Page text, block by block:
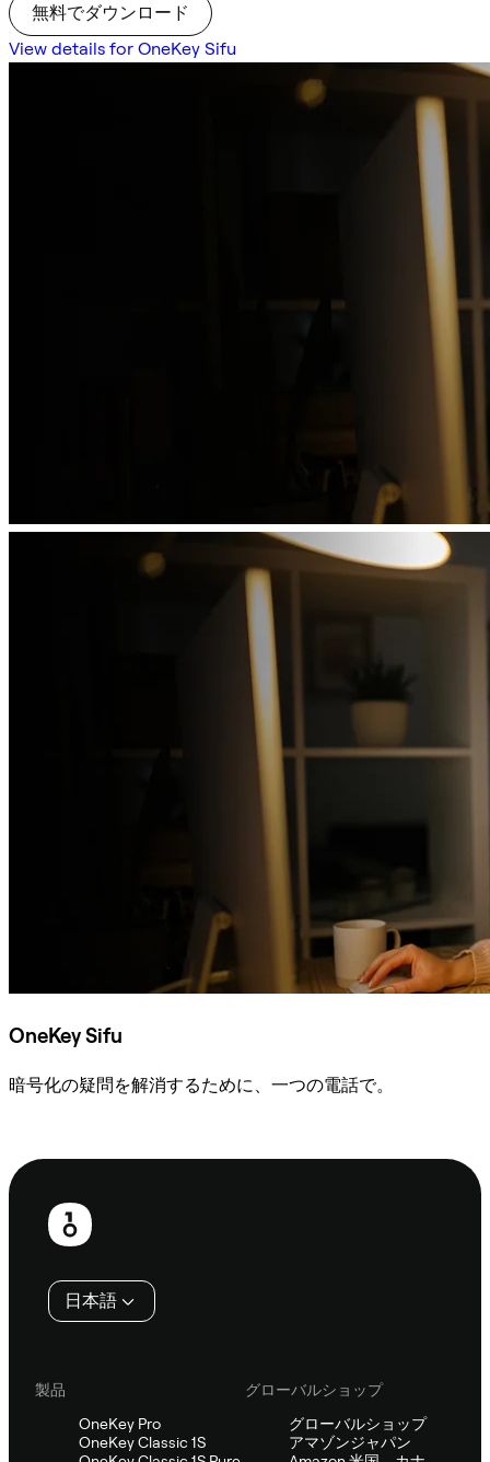
無料でダウンロード
View details for OneKey Sifu
OneKey Sifu
暗号化の疑問を解消するために、一つの電話で。
フ
日本語
製品
OneKey Pro
OneKey Classic 1S
グローバルショップ
グローバルショップ
アマゾンジャパン